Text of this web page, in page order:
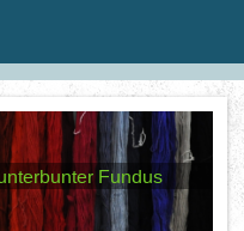
Fundus